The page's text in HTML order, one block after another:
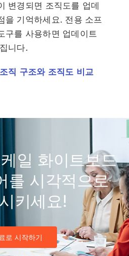
변경되면 조직도를 업데
을 기억하세요. 전용 소프
구를 사용하면 업데이트
니다.
조직 구조와 조직도 비교
일 화이트보드
를 시각적으로
키세요!
로 시작하기